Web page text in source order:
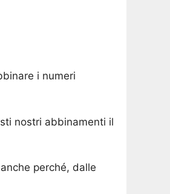
i numeri
nostri abbinamenti il
perché, dalle